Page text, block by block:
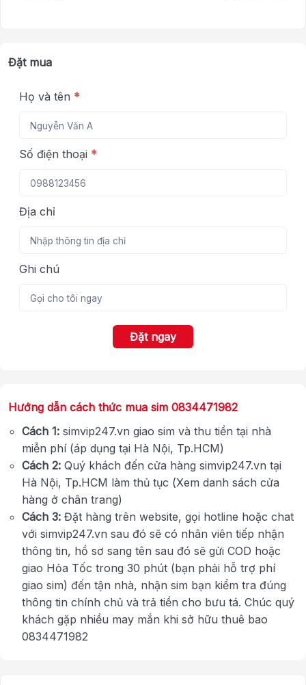
Đặt mua
Họ và tên *
Số điện thoại *
Địa chỉ
Ghi chú
Đặt ngay
Hướng dẫn cách thức mua sim 0834471982
Cách 1: simvip247.vn giao sim và thu tiền tại nhà
miễn phí (áp dụng tại Hà Nội, Tp.HCM)
Cách 2: Quý khách đến cửa hàng simvip247.vn tại
Hà Nội, Tp.HCM làm thủ tục (Xem danh sách cửa
hàng ở chân trang)
Cách 3: Đặt hàng trên website, gọi hotline hoặc chat
với simvip247.vn sau đó sẽ có nhân viên tiếp nhận
thông tin, hồ sơ sang tên sau đó sẽ gửi COD hoặc
giao Hỏa Tốc trong 30 phút (bạn phải hỗ trợ phí
giao sim) đến tận nhà, nhận sim bạn kiểm tra đúng
thông tin chính chủ và trả tiền cho bưu tá. Chúc quý
khách gặp nhiều may mắn khi sở hữu thuê bao
0834471982